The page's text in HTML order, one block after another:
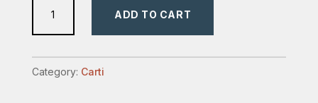
pentru
acest
ADD TO CART
Category: Carti